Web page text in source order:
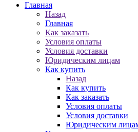
Главная
Назад
Главная
Как заказать
Условия оплаты
Условия доставки
Юридическим лицам
Как купить
Назад
Как купить
Как заказать
Условия оплаты
Условия доставки
Юридическим